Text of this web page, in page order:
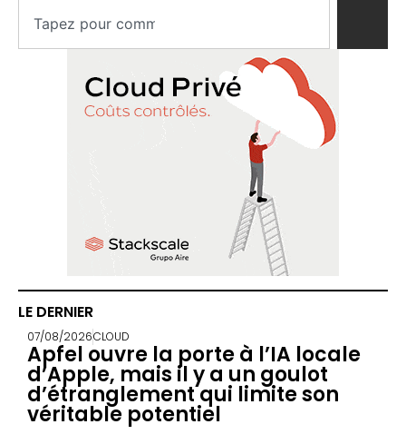
LE DERNIER
07/08/2026CLOUD
Apfel ouvre la porte à l’IA locale
d’Apple, mais il y a un goulot
d’étranglement qui limite son
véritable potentiel